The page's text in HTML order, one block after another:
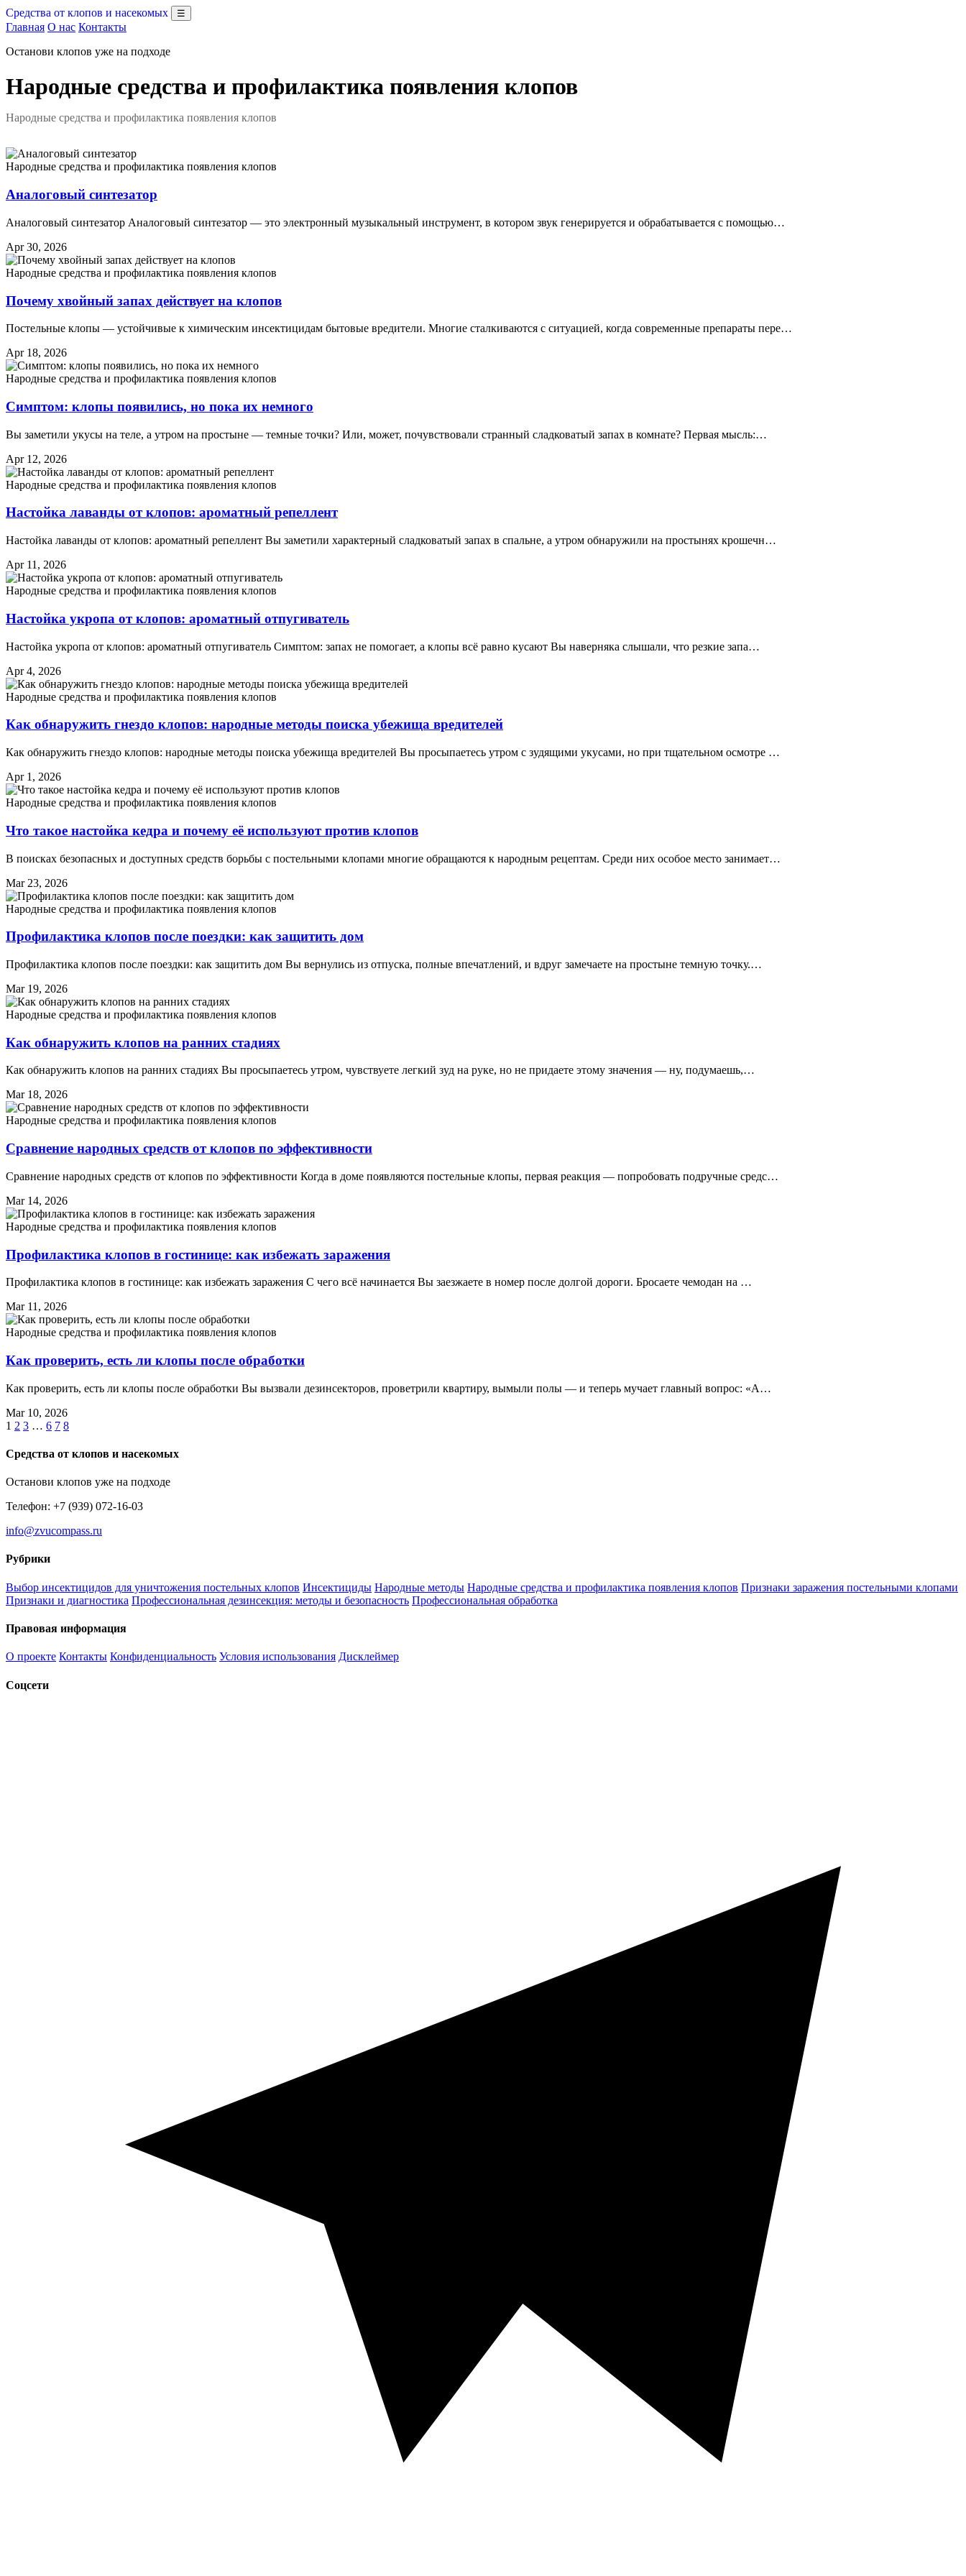
Средства от клопов и насекомых ☰
Главная О нас Контакты
Останови клопов уже на подходе
Народные средства и профилактика появления клопов
Народные средства и профилактика появления клопов
Народные средства и профилактика появления клопов
Аналоговый синтезатор
Аналоговый синтезатор Аналоговый синтезатор — это электронный музыкальный инструмент, в котором звук генерируется и обрабатывается с помощью…
Apr 30, 2026
Народные средства и профилактика появления клопов
Почему хвойный запах действует на клопов
Постельные клопы — устойчивые к химическим инсектицидам бытовые вредители. Многие сталкиваются с ситуацией, когда современные препараты пере…
Apr 18, 2026
Народные средства и профилактика появления клопов
Симптом: клопы появились, но пока их немного
Вы заметили укусы на теле, а утром на простыне — темные точки? Или, может, почувствовали странный сладковатый запах в комнате? Первая мысль:…
Apr 12, 2026
Народные средства и профилактика появления клопов
Настойка лаванды от клопов: ароматный репеллент
Настойка лаванды от клопов: ароматный репеллент Вы заметили характерный сладковатый запах в спальне, а утром обнаружили на простынях крошечн…
Apr 11, 2026
Народные средства и профилактика появления клопов
Настойка укропа от клопов: ароматный отпугиватель
Настойка укропа от клопов: ароматный отпугиватель Симптом: запах не помогает, а клопы всё равно кусают Вы наверняка слышали, что резкие запа…
Apr 4, 2026
Народные средства и профилактика появления клопов
Как обнаружить гнездо клопов: народные методы поиска убежища вредителей
Как обнаружить гнездо клопов: народные методы поиска убежища вредителей Вы просыпаетесь утром с зудящими укусами, но при тщательном осмотре …
Apr 1, 2026
Народные средства и профилактика появления клопов
Что такое настойка кедра и почему её используют против клопов
В поисках безопасных и доступных средств борьбы с постельными клопами многие обращаются к народным рецептам. Среди них особое место занимает…
Mar 23, 2026
Народные средства и профилактика появления клопов
Профилактика клопов после поездки: как защитить дом
Профилактика клопов после поездки: как защитить дом Вы вернулись из отпуска, полные впечатлений, и вдруг замечаете на простыне темную точку.…
Mar 19, 2026
Народные средства и профилактика появления клопов
Как обнаружить клопов на ранних стадиях
Как обнаружить клопов на ранних стадиях Вы просыпаетесь утром, чувствуете легкий зуд на руке, но не придаете этому значения — ну, подумаешь,…
Mar 18, 2026
Народные средства и профилактика появления клопов
Сравнение народных средств от клопов по эффективности
Сравнение народных средств от клопов по эффективности Когда в доме появляются постельные клопы, первая реакция — попробовать подручные средс…
Mar 14, 2026
Народные средства и профилактика появления клопов
Профилактика клопов в гостинице: как избежать заражения
Профилактика клопов в гостинице: как избежать заражения С чего всё начинается Вы заезжаете в номер после долгой дороги. Бросаете чемодан на …
Mar 11, 2026
Народные средства и профилактика появления клопов
Как проверить, есть ли клопы после обработки
Как проверить, есть ли клопы после обработки Вы вызвали дезинсекторов, проветрили квартиру, вымыли полы — и теперь мучает главный вопрос: «А…
Mar 10, 2026
1 2 3 … 6 7 8
Средства от клопов и насекомых
Останови клопов уже на подходе
Телефон: +7 (939) 072-16-03
info@zvucompass.ru
Рубрики
Выбор инсектицидов для уничтожения постельных клопов Инсектициды Народные методы Народные средства и профилактика появления клопов Признаки заражения постельными клопами
Признаки и диагностика Профессиональная дезинсекция: методы и безопасность Профессиональная обработка
Правовая информация
О проекте Контакты Конфиденциальность Условия использования Дисклеймер
Соцсети